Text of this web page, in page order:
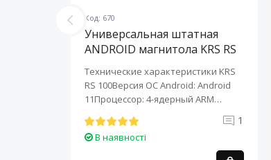
Код: 670
Универсальная штатная
ANDROID магнитола KRS RS
Технические характеристики KRS
RS 100Версия ОС Android: Android
11Процессор: 4-ядерный ARM
1
В наявності